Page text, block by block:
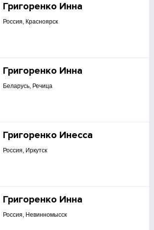
Григоренко Инна
Россия, Красноярск
Григоренко Инна
Беларусь, Речица
Григоренко Инесса
Россия, Иркутск
Григоренко Инна
Россия, Невинномысск